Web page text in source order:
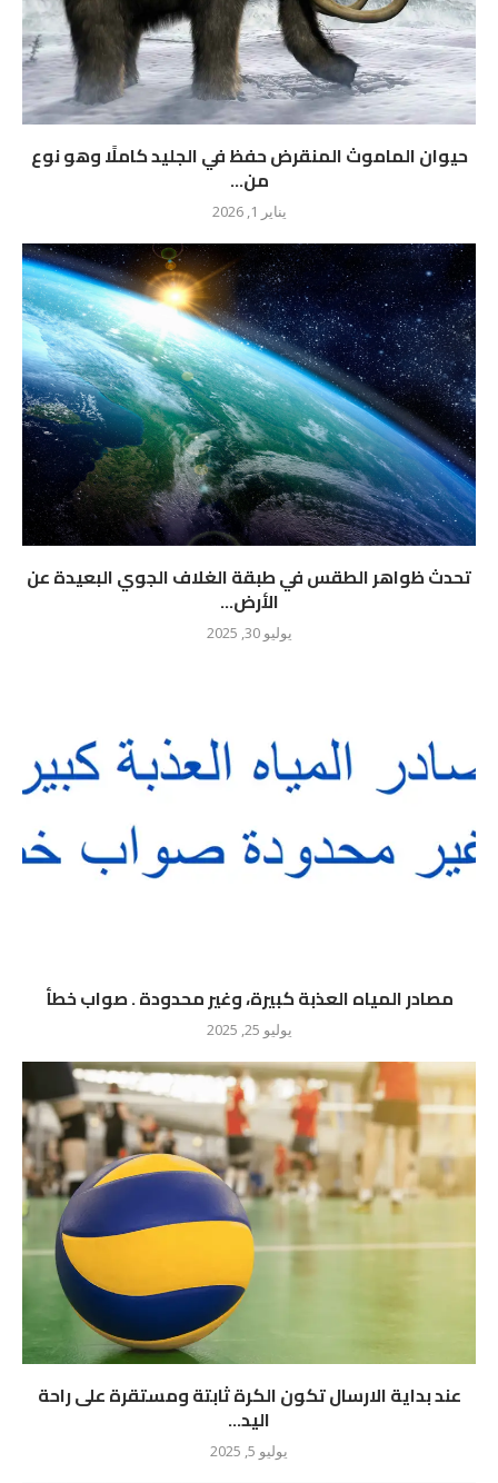
حيوان الماموث المنقرض حفظ في الجليد كاملًا وهو نوع
من...
يناير 1, 2026
تحدث ظواهر الطقس في طبقة الغلاف الجوي البعيدة عن
الأرض...
يوليو 30, 2025
مصادر المياه العذبة كبيرة، وغير محدودة . صواب خطأ
يوليو 25, 2025
عند بداية الارسال تكون الكرة ثابتة ومستقرة على راحة
اليد...
يوليو 5, 2025